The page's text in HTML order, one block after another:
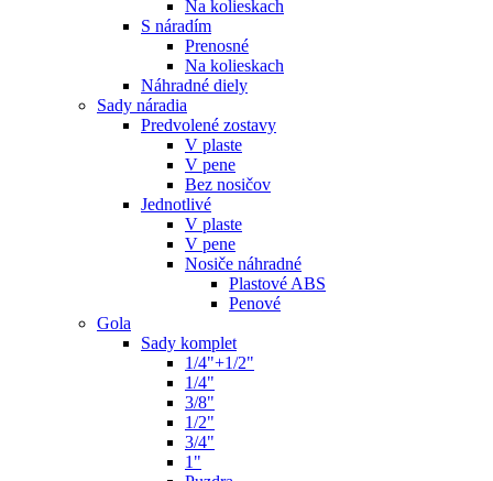
Na kolieskach
S náradím
Prenosné
Na kolieskach
Náhradné diely
Sady náradia
Predvolené zostavy
V plaste
V pene
Bez nosičov
Jednotlivé
V plaste
V pene
Nosiče náhradné
Plastové ABS
Penové
Gola
Sady komplet
1/4"+1/2"
1/4"
3/8"
1/2"
3/4"
1"